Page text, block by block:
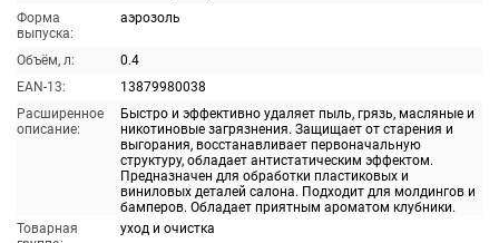
Форма
выпуска:
аэрозоль
Объём, л:
0.4
EAN-13:
13879980038
Расширенное
описание:
Быстро и эффективно удаляет пыль, грязь, масляные и
никотиновые загрязнения. Защищает от старения и
выгорания, восстанавливает первоначальную
структуру, обладает антистатическим эффектом.
Предназначен для обработки пластиковых и
виниловых деталей салона. Подходит для молдингов и
бамперов. Обладает приятным ароматом клубники.
Товарная
уход и очистка